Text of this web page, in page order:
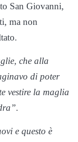
San Giovanni,
ma non
che alla
di poter
vestire la maglia
e questo è